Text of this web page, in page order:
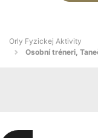
Orly Fyzickej Aktivity
Osobní tréneri,